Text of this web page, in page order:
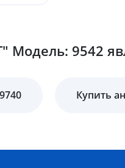
Модель: 9542
Купить